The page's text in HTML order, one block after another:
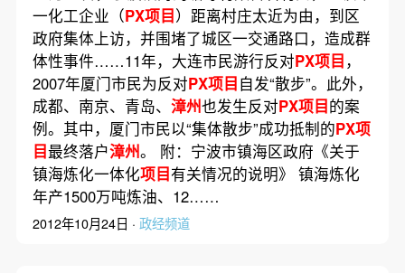
一化工企业（PX项目）距离村庄太近为由，到区
政府集体上访，并围堵了城区一交通路口，造成群
体性事件……11年，大连市民游行反对PX项目 ，
2007年厦门市民为反对PX项目自发“散步”。此外，
成都、南京、青岛、 漳州也发生反对PX项目的案
例。其中，厦门市民以“集体散步”成功抵制的PX项
目最终落户漳州。 附：宁波市镇海区政府《关于
镇海炼化一体化项目有关情况的说明》 镇海炼化
年产1500万吨炼油、12……
2012年10月24日 · 政经频道